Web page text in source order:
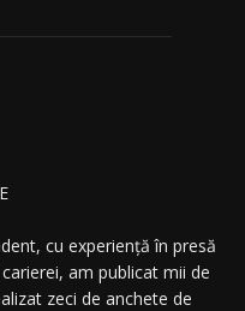
cu experiență în presă
am publicat mii de
zeci de anchete de